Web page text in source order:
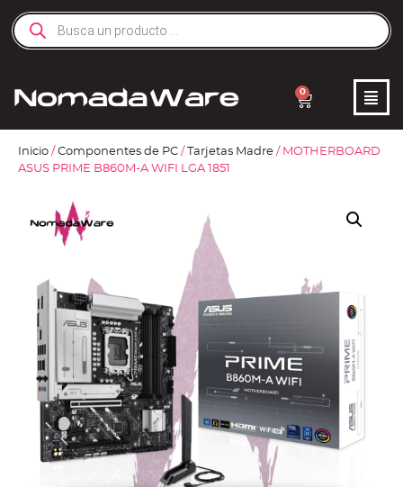
0
Inicio / Componentes de PC / Tarjetas Madre / MOTHERBOARD
ASUS PRIME B860M-A WIFI LGA 1851